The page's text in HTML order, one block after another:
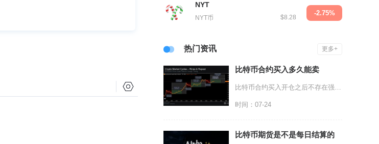
NYT
NYT币 $8.28
-2.75%
热门资讯 更多+
比特币合约买入多久能卖
比特币合约买入开仓之后不存在强制锁仓冷却时间，无论永续合约还是交割合约，成交完成即可立刻平
时间：07-24
比特币期货是不是每日结算的